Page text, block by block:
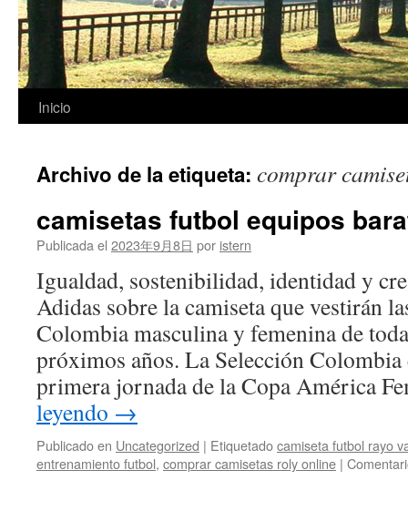
Saltar
contenido
Inicio
Archivo de la etiqueta: comprar
camisetas futbol equipos
Publicada el 2023年9月8日 por istern
Igualdad, sostenibilidad, identidad y
Adidas sobre la camiseta que vestirán
Colombia masculina y femenina de
próximos años. La Selección Colombia
primera jornada de la Copa América
leyendo →
Publicado en Uncategorized | Etiquetadocamiseta futbol rayo
entrenamiento futbol, comprar camisetas roly online |